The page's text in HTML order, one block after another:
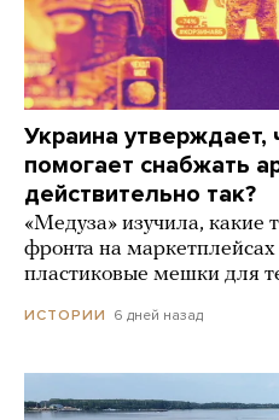
Украина утверждает,
помогает снабжать
действительно так?
«Медуза» изучила, какие
фронта на
пластиковые мешки для
ИСТОРИИ 6 дней назад